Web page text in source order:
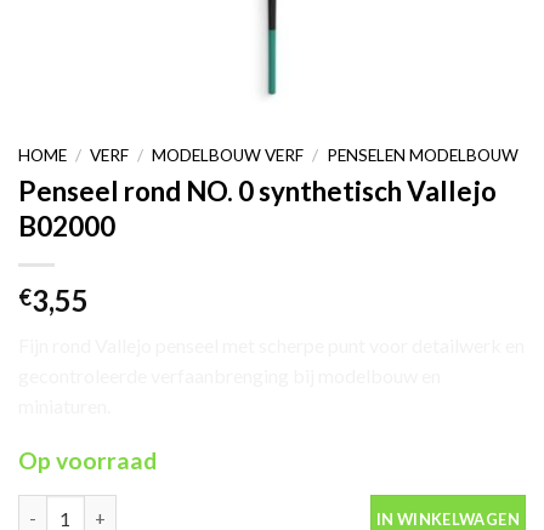
HOME / VERF / MODELBOUW VERF / PENSELEN MODELBOUW
Penseel rond NO. 0 synthetisch Vallejo
B02000
€3,55
Op voorraad
IN WINKELWAGEN